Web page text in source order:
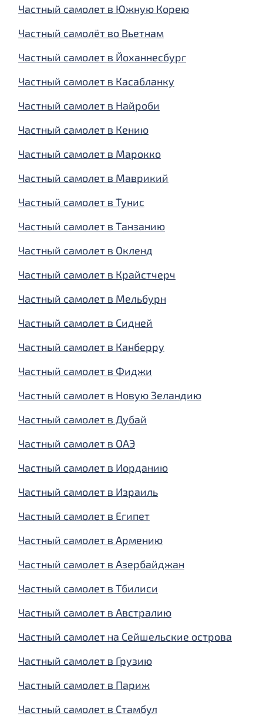
Частный самолет в Южную Корею
Частный самолёт во Вьетнам
Частный самолет в Йоханнесбург
Частный самолет в Касабланку
Частный самолет в Найроби
Частный самолет в Кению
Частный самолет в Марокко
Частный самолет в Маврикий
Частный самолет в Тунис
Частный самолет в Танзанию
Частный самолет в Окленд
Частный самолет в Крайстчерч
Частный самолет в Мельбурн
Частный самолет в Сидней
Частный самолет в Канберру
Частный самолет в Фиджи
Частный самолет в Новую Зеландию
Частный самолет в Дубай
Частный самолет в ОАЭ
Частный самолет в Иорданию
Частный самолет в Израиль
Частный самолет в Египет
Частный самолет в Армению
Частный самолет в Азербайджан
Частный самолет в Тбилиси
Частный самолет в Австралию
Частный самолет на Сейшельские острова
Частный самолет в Грузию
Частный самолет в Париж
Частный самолет в Стамбул